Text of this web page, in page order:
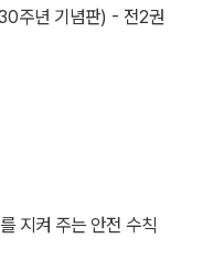
주년 기념판) - 전2권
지켜 주는 안전 수칙